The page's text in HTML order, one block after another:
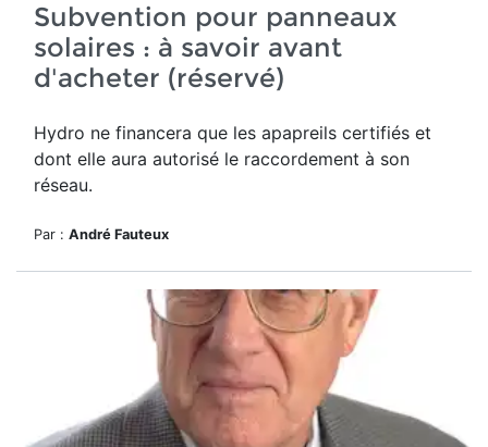
Subvention pour panneaux
solaires : à savoir avant
d'acheter (réservé)
Hydro ne financera que les apapreils certifiés et
dont elle aura autorisé le raccordement à son
réseau.
Par : André Fauteux